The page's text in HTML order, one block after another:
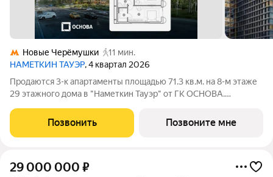
Новые Черёмушки
11 мин.
НАМЕТКИН ТАУЭР, 4 квартал 2026
Продаются 3-к апартаменты площадью 71.3 кв.м. на 8-м этаже
29 этажного дома в "Наметкин Тауэр" от ГК ОСНОВА.
обслуживанием, располагается в районе Черёмушки на Юго-
Западе Москвы. Архитектура от
Позвонить Позвоните мне
29 000 000 ₽